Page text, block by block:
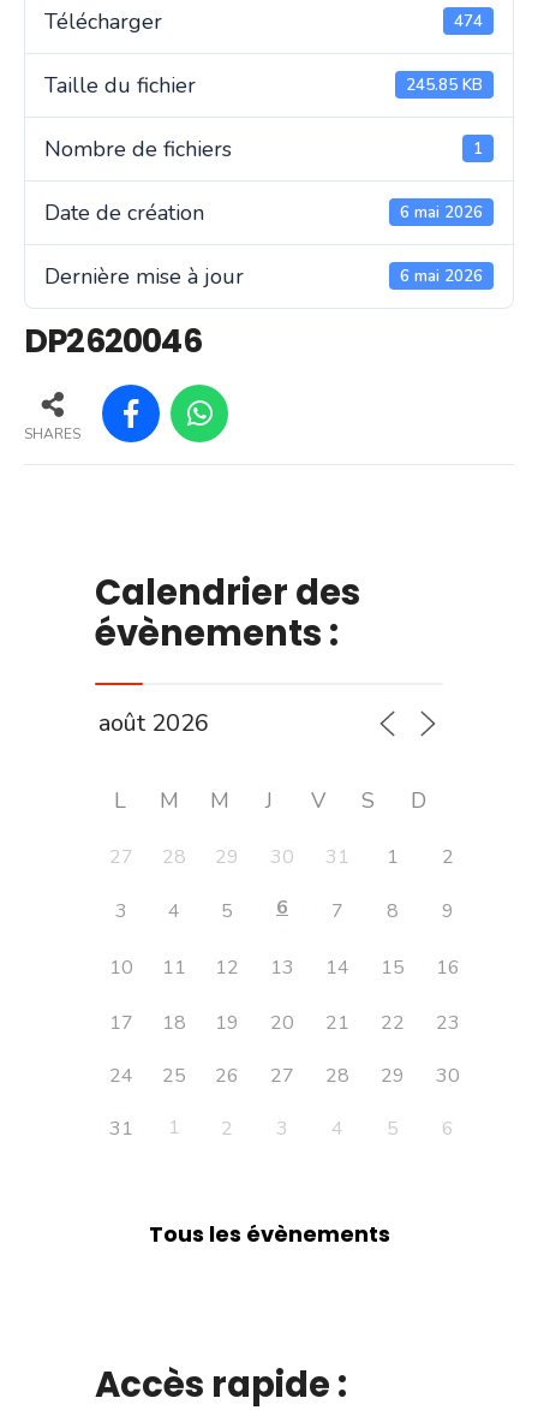
Télécharger 474
Taille du fichier 245.85 KB
Nombre de fichiers 1
Date de création 6 mai 2026
Dernière mise à jour 6 mai 2026
DP2620046
SHARES
Calendrier des
évènements :
L M M J V S D
27 28 29 30 31 1 2
3 4 5 6 7 8 9
10 11 12 13 14 15 16
17 18 19 20 21 22
23
24
25 26 27 28 29
30
31
1 2 3 4 5 6
Tous les évènements
Accès rapide :